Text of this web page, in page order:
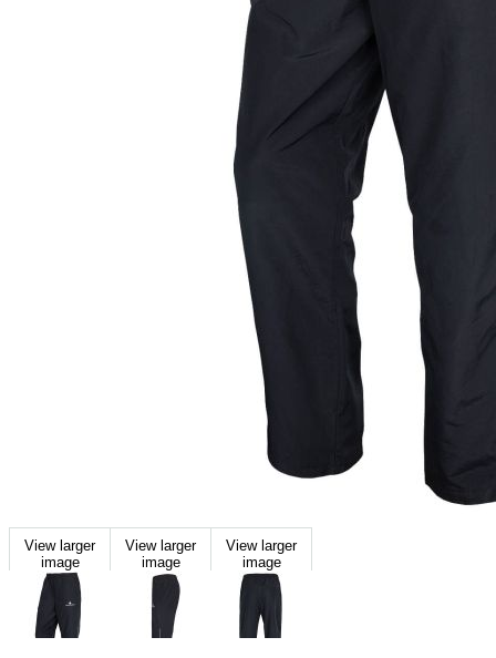
View larger
image
View larger
image
View larger
image